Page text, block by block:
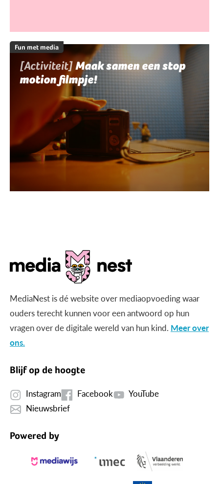
Fun met media
[Activiteit]Maak samen een stop
motion filmpje!
MediaNest is dé website over mediaopvoeding waar
ouders terecht kunnen voor een antwoord op hun
vragen over de digitale wereld van hun kind. Meer over
ons.
Blijf op de hoogte
Instagram Facebook
YouTube
Nieuwsbrief
Powered by